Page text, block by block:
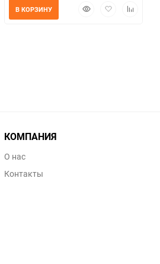
БыстрыйДобавитьДобавить
В КОРЗИНУ
КОМПАНИЯ
О нас
Контакты